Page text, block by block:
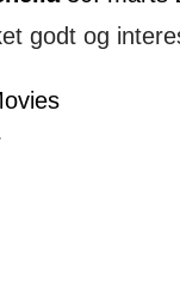
godt og